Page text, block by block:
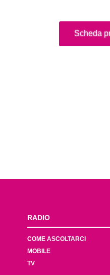
Scheda
RADIO
COME ASCOLTARCI
MOBILE
TV